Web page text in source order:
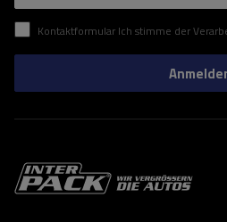
Kontaktformular Ich stimme der Verarbeitung meiner im Kontaktformular enthaltenen